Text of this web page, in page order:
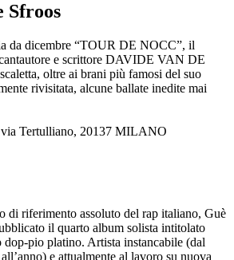
Sfroos
da dicembre “TOUR DE NOCC”, il
e scrittore DAVIDE VAN DE
oltre ai brani più famosi del suo
rivisitata, alcune ballate inedite mai
Tertulliano, 20137 MILANO
di riferimento assoluto del rap italiano, Guè
il quarto album solista intitolato
dop-pio platino. Artista instancabile (dal
e attualmente al lavoro su nuova